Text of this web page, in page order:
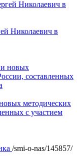
Николаевич в
методических
с участием
/smi-o-nas/145857/